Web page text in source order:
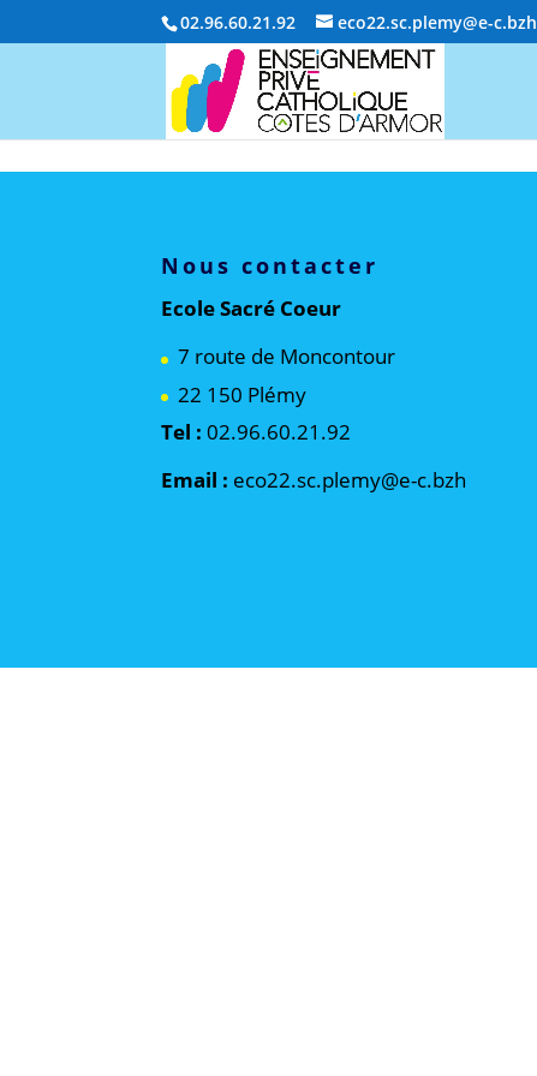
02.96.60.21.92 eco22.sc.plemy@e-c.bzh
Nous contacter
Ecole Sacré Coeur
7 route de Moncontour
22 150 Plémy
Tel : 02.96.60.21.92
Email : eco22.sc.plemy@e-c.bzh